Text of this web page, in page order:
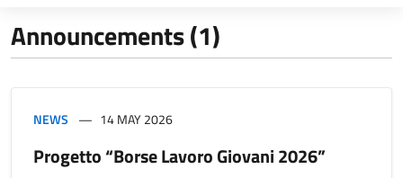
Announcements (1)
NEWS 14 MAY 2026
Progetto “Borse Lavoro Giovani 2026”